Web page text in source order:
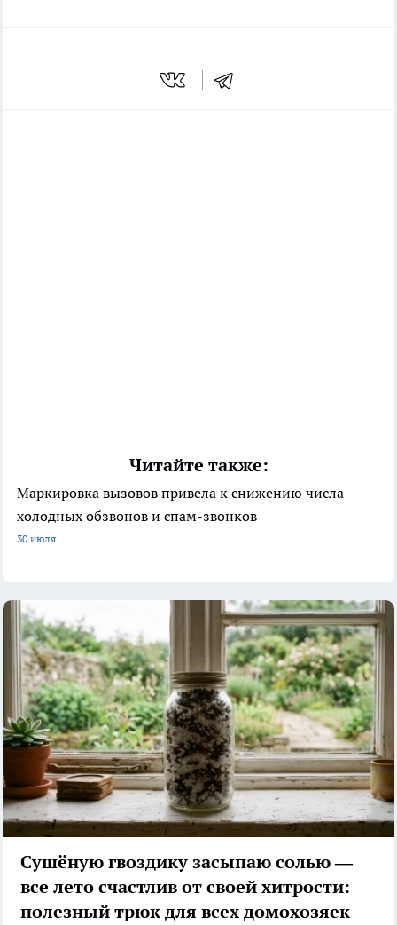
Читайте также:
Маркировка вызовов привела к снижению числа
холодных обзвонов и спам-звонков
30 июля
Сушёную гвоздику засыпаю солью —
все лето счастлив от своей хитрости:
полезный трюк для всех домохозяек